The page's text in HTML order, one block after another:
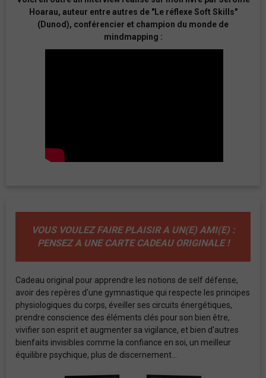
Hoarau, auteur entre autres de "Le réflexe Soft Skills"
(Dunod), conférencier et champion du monde de
mindmapping :
VOUS VOULEZ FAIRE PLAISIR A UN(E) AMI(E) :
PENSEZ A UNE CARTE CADEAU ORIGINALE !
Cadeau original pour apprendre les notions de self défense,
avoir des repères d'une gymnastique qui respecte les principes
physiologiques du corps, éveiller ses circuits énergétiques,
prendre conscience des éléments clés pour son bien être,
vivifier son esprit et augmenter sa vigilance, et bien d'autres
bienfaits invisibles comme la confiance en soi, un meilleur
équilibre psychique, plus de discernement...